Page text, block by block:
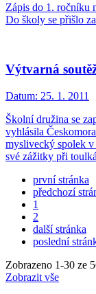
Zápis do 1. ročníku
Do školy se přišlo
Výtvarná
Datum: 25. 1. 2011
Školní družina se
vyhlásila
myslivecký spolek
své zážitky při
první stránka
předchozí
1
2
další stránka
poslední
Zobrazeno 1-30 ze
Zobrazit vše